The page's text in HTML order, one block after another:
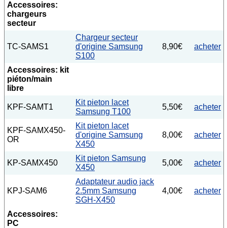
Accessoires:
chargeurs
secteur
TC-SAMS1
Chargeur secteur
d'origine Samsung
S100
8,90€ acheter
Accessoires: kit
piéton/main
libre
KPF-SAMT1
Kit pieton lacet
Samsung T100
5,50€ acheter
KPF-SAMX450-
OR
Kit pieton lacet
d'origine Samsung
X450
8,00€ acheter
KP-SAMX450
Kit pieton Samsung
X450
5,00€ acheter
KPJ-SAM6
Adaptateur audio jack
2.5mm Samsung
SGH-X450
4,00€ acheter
Accessoires:
PC